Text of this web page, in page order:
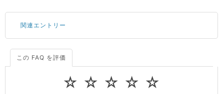
関連エントリー
サーバーが重いので調査してほしい
CPUやメモリをアップグレードしたい
この FAQ を評価
☆
☆
☆
☆
☆